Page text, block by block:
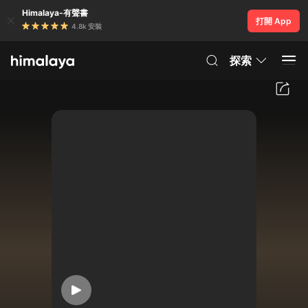
Himalaya-有聲書
4.8k 安裝
打開 App
探索